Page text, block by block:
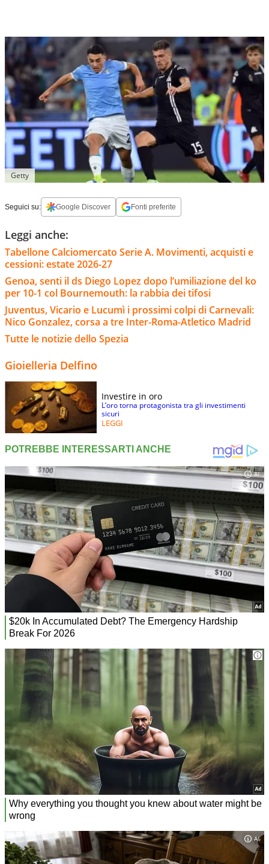
Getty
Seguici su: Google Discover Fonti preferite
Leggi anche:
Tabellone Calciomercato Serie A. Movimenti, acquisti e
cessioni: estate 2026-27
Genoa, senti il ds Diego Lopez dopo l’umiliazione del ko
per 10-1 col Bournemouth: la rabbia dei tifosi
Juventus, Vicario e Lucumì i prossimi colpi di Carnevali:
Nico Gonzalez, corsa a tre Inter-Roma-Atletico Madrid
Tutte le notizie dello Spezia
Gioielleria Delfino
Investire in oro
L’oro torna protagonista tra gli investimenti
sicuri
LEGGI